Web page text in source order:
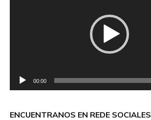
00:00
ENCUENTRANOS EN REDE SOCIALES